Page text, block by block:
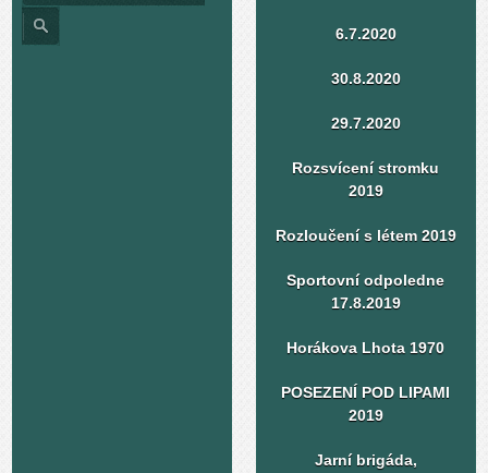
6.7.2020
30.8.2020
29.7.2020
Rozsvícení stromku
2019
Rozloučení s létem 2019
Sportovní odpoledne
17.8.2019
Horákova Lhota 1970
POSEZENÍ POD LIPAMI
2019
Jarní brigáda,